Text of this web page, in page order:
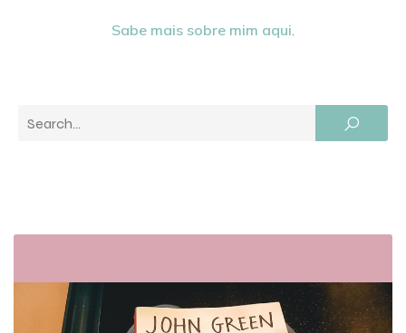
Sabe mais sobre mim aqui.